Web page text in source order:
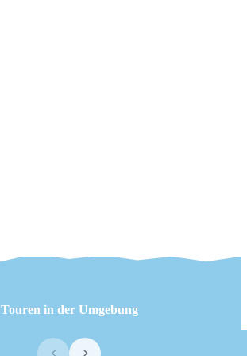
Touren in der Umgebung